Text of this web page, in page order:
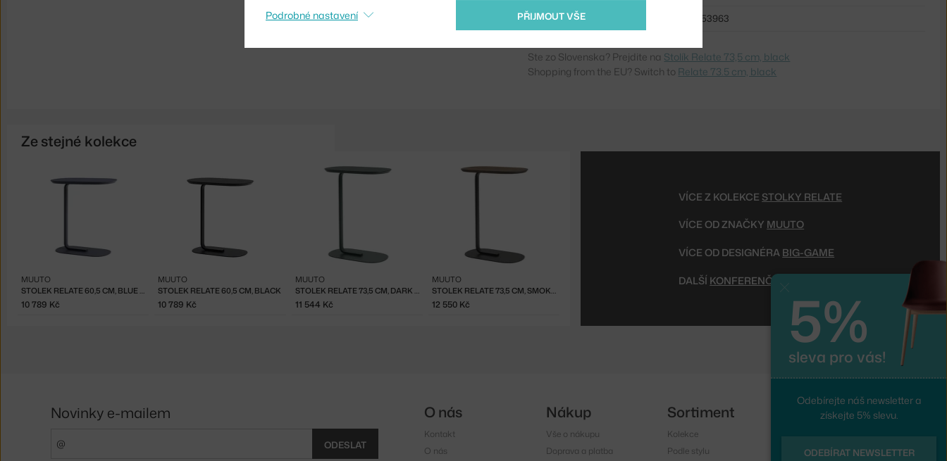
EAN
5713295253963
Ste zo Slovenska? Prejdite na Stolík Relate 73,5 cm, black
Shopping from the EU? Switch to Relate 73.5 cm, black
Ze stejné kolekce
STOLEK RELATE 60,5 CM, BLUE GREY
MUUTO
10 789 Kč
STOLEK RELATE 60,5 CM, BLACK
MUUTO
10 789 Kč
STOLEK RELATE 73,5 CM, DARK GREEN
MUUTO
11 544 Kč
STOLEK RELATE 73,5 CM, SMOKED OAK/BLACK
MUUTO
12 550 Kč
VÍCE Z KOLEKCE STOLKY RELATE
VÍCE OD ZNAČKY MUUTO
VÍCE OD DESIGNÉRA BIG-GAME
DALŠÍ KONFERENČNÍ STOLKY
PŘIJMOUT VŠE
Podrobné nastavení
5%
sleva pro vás!
Odebírejte náš newsletter a
získejte 5% slevu.
ODEBÍRAT NEWSLETTER
Novinky e-mailem
ODESLAT
O nás
Kontakt
O nás
Nákup
Vše o nákupu
Doprava a platba
Sortiment
Kolekce
Podle stylu
Sledujte nás
Facebook